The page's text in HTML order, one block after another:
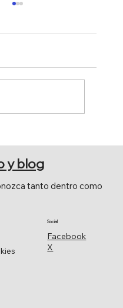
Facebook
X
Social
tanto dentro como
y blog